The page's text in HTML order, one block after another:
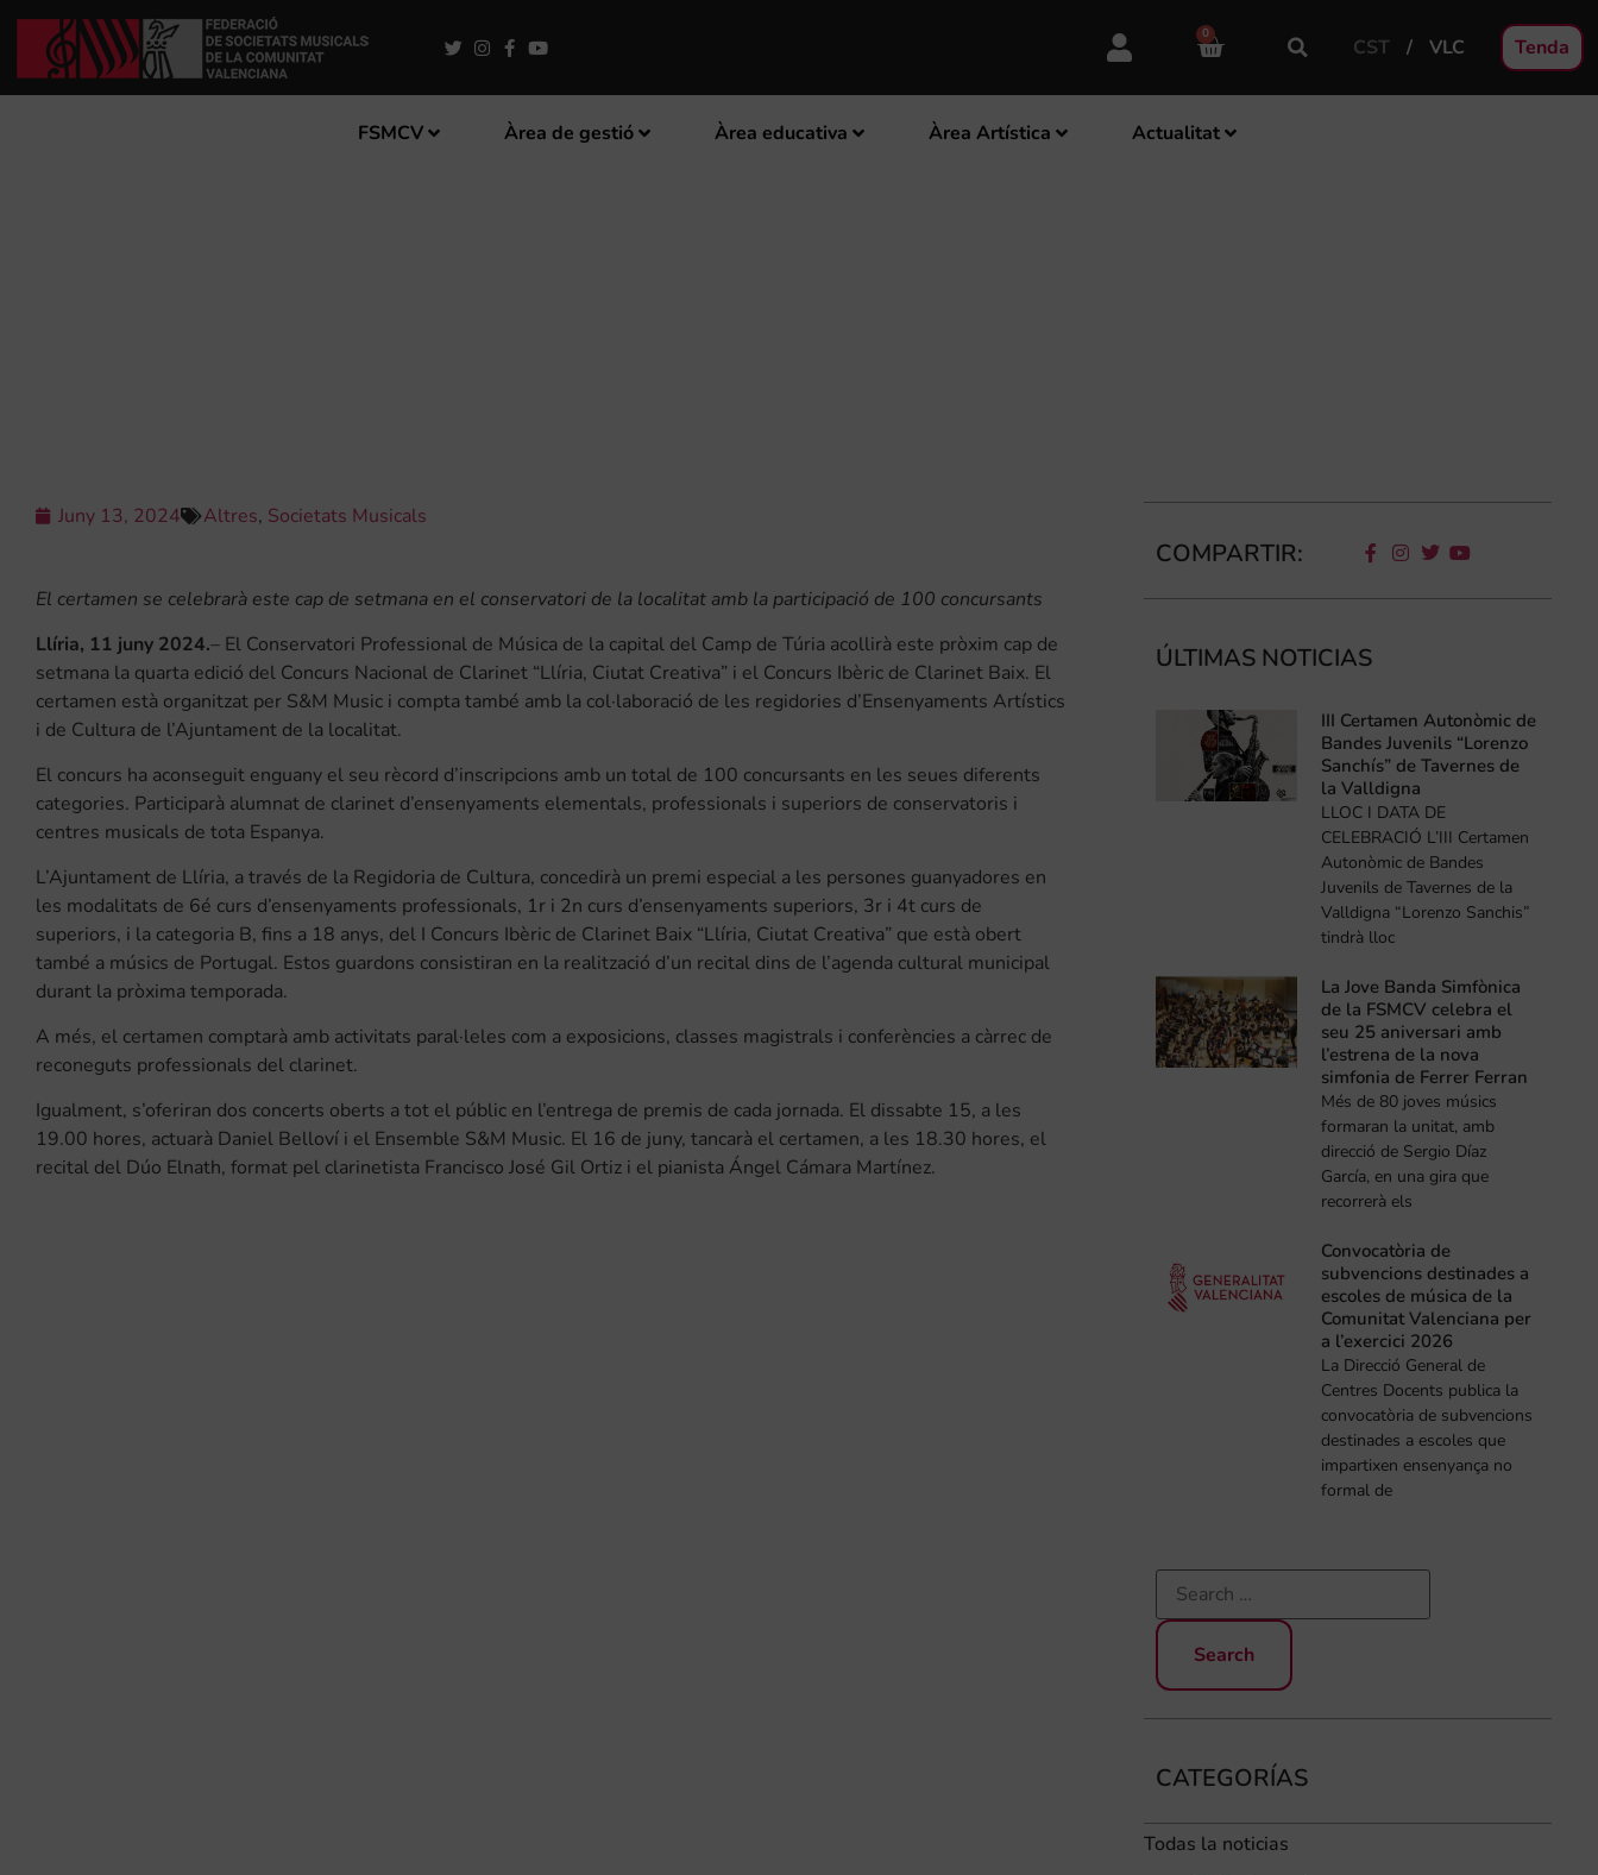
0
CST VLC Tenda
FSMCV Àrea de gestió Àrea educativa Àrea Artística Actualitat
Juny 13, 2024 Altres, Societats Musicals
El certamen se celebrarà este cap de setmana en el conservatori de la localitat amb la participació de 100 concursants
Llíria, 11 juny 2024.– El Conservatori Professional de Música de la capital del Camp de Túria acollirà este pròxim cap de
setmana la quarta edició del Concurs Nacional de Clarinet “Llíria, Ciutat Creativa” i el Concurs Ibèric de Clarinet Baix. El
certamen està organitzat per S&M Music i compta també amb la col·laboració de les regidories d’Ensenyaments Artístics
i de Cultura de l’Ajuntament de la localitat.
El concurs ha aconseguit enguany el seu rècord d’inscripcions amb un total de 100 concursants en les seues diferents
categories. Participarà alumnat de clarinet d’ensenyaments elementals, professionals i superiors de conservatoris i
centres musicals de tota Espanya.
L’Ajuntament de Llíria, a través de la Regidoria de Cultura, concedirà un premi especial a les persones guanyadores en
les modalitats de 6é curs d’ensenyaments professionals, 1r i 2n curs d’ensenyaments superiors, 3r i 4t curs de
superiors, i la categoria B, fins a 18 anys, del I Concurs Ibèric de Clarinet Baix “Llíria, Ciutat Creativa” que està obert
també a músics de Portugal. Estos guardons consistiran en la realització d’un recital dins de l’agenda cultural municipal
durant la pròxima temporada.
A més, el certamen comptarà amb activitats paral·leles com a exposicions, classes magistrals i conferències a càrrec de
reconeguts professionals del clarinet.
Igualment, s’oferiran dos concerts oberts a tot el públic en l’entrega de premis de cada jornada. El dissabte 15, a les
19.00 hores, actuarà Daniel Belloví i el Ensemble S&M Music. El 16 de juny, tancarà el certamen, a les 18.30 hores, el
recital del Dúo Elnath, format pel clarinetista Francisco José Gil Ortiz i el pianista Ángel Cámara Martínez.
COMPARTIR:
ÚLTIMAS NOTICIAS
III Certamen Autonòmic de
Bandes Juvenils “Lorenzo
Sanchís” de Tavernes de
la Valldigna
LLOC I DATA DE
CELEBRACIÓ L’III Certamen
Autonòmic de Bandes
Juvenils de Tavernes de la
Valldigna “Lorenzo Sanchis”
tindrà lloc
La Jove Banda Simfònica
de la FSMCV celebra el
seu 25 aniversari amb
l’estrena de la nova
simfonia de Ferrer Ferran
Més de 80 joves músics
formaran la unitat, amb
direcció de Sergio Díaz
García, en una gira que
recorrerà els
Convocatòria de
subvencions destinades a
escoles de música de la
Comunitat Valenciana per
a l’exercici 2026
La Direcció General de
Centres Docents publica la
convocatòria de subvencions
destinades a escoles que
impartixen ensenyança no
formal de
CATEGORÍAS
Todas la noticias